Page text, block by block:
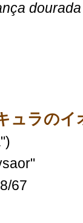
ュラのイ
)
/67